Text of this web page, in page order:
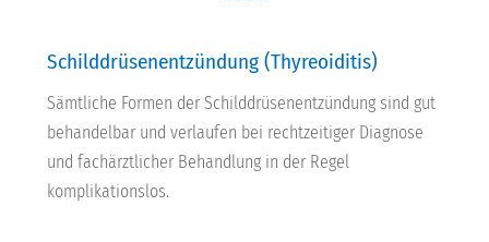
Schilddrüsenentzündung (Thyreoiditis)
Sämtliche Formen der Schilddrüsenentzündung sind gut
behandelbar und verlaufen bei rechtzeitiger Diagnose
und fachärztlicher Behandlung in der Regel
komplikationslos.